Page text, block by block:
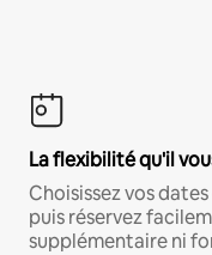
La flexibilité qu'il
Choisissez vos
puis réservez
supplémentaire ni